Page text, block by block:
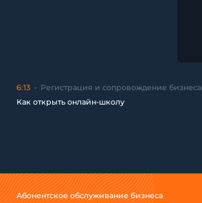
6:13
Регистрация и сопровождение бизнеса
Как открыть онлайн-школу
Абонентское обслуживание бизнеса